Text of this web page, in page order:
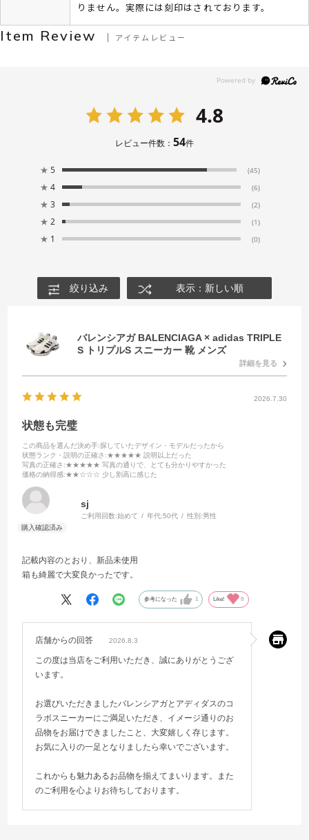
りません。実際には刻印はされております。
Item Review アイテムレビュー
4.8
レビュー件数： 54件
★ 5 (45)
★ 4 (6)
★ 3 (2)
★ 2 (1)
★ 1 (0)
絞り込み 表示：新しい順
バレンシアガ BALENCIAGA × adidas TRIPLE
S トリプルS スニーカー 靴 メンズ
詳細を見る
2026.7.30
状態も完璧
この商品を選んだ決め手:探していたデザイン・モデルだったから
状態ランク・説明の正確さ :★★★★★ 説明以上だった
写真の正確さ :★★★★★ 写真の通りで、とても分かりやすかった
価格の納得感:★★☆☆☆ 少し割高に感じた
sj
ご利用回数:始めて 年代:50代 性別:男性
記載内容のとおり、新品未使用
箱も綺麗で大変良かったです。
参考になった 1 Like! 0
店舗からの回答 2026.8.3
この度は当店をご利用いただき、誠にありがとうござ
います。
お選びいただきましたバレンシアガとアディダスのコ
ラボスニーカーにご満足いただき、イメージ通りのお
品物をお届けできましたこと、大変嬉しく存じます。
お気に入りの一足となりましたら幸いでございます。
これからも魅力あるお品物を揃えてまいります。また
のご利用を心よりお待ちしております。